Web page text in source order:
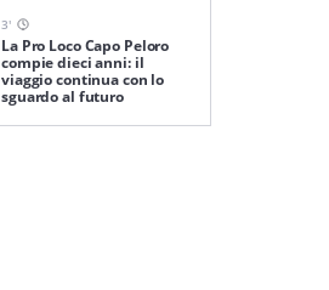
3'
La Pro Loco Capo Peloro
compie dieci anni: il
viaggio continua con lo
sguardo al futuro